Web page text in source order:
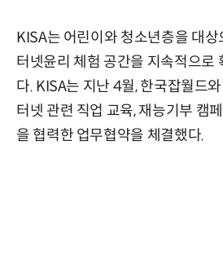
KISA는 어린이와 청소년층을 대
터넷윤리 체험 공간을 지속적으로
다. KISA는 지난 4월, 한국잡월드
터넷 관련 직업 교육, 재능기부 캠
을 협력한 업무협약을 체결했다.